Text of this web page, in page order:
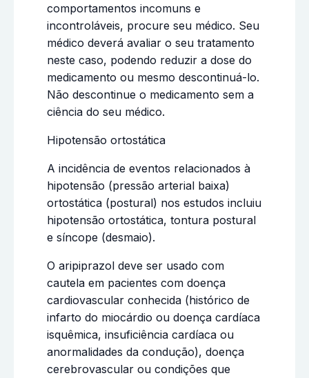
comportamentos incomuns e
incontroláveis, procure seu médico. Seu
médico deverá avaliar o seu tratamento
neste caso, podendo reduzir a dose do
medicamento ou mesmo descontinuá-lo.
Não descontinue o medicamento sem a
ciência do seu médico.
Hipotensão ortostática
A incidência de eventos relacionados à
hipotensão (pressão arterial baixa)
ortostática (postural) nos estudos incluiu
hipotensão ortostática, tontura postural
e síncope (desmaio).
O aripiprazol deve ser usado com
cautela em pacientes com doença
cardiovascular conhecida (histórico de
infarto do miocárdio ou doença cardíaca
isquêmica, insuficiência cardíaca ou
anormalidades da condução), doença
cerebrovascular ou condições que